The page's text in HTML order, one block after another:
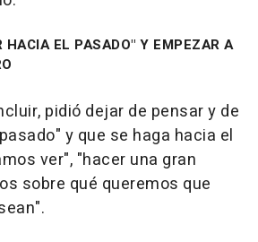
HACIA EL PASADO" Y EMPEZAR A
pidió dejar de pensar y de
y que se haga hacia el
ver", "hacer una gran
sobre qué queremos que